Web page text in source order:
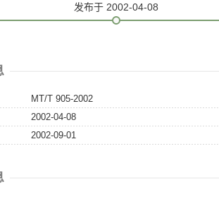
发布于 2002-04-08
MT/T 905-2002
2002-04-08
2002-09-01